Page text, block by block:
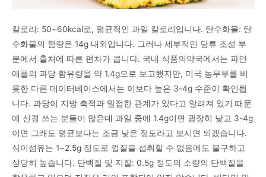
칼로리: 50~60kcal로, 평균적인 과일 칼로리입니다. 탄수화물: 탄
수화물의 함량은 14g 내외입니다. 그러나 세부적인 당류 조성 부
분에서 출처에 따른 편차가 큽니다. 국내 식품의약국에서는 파인
애플의 과당 함유량을 약 1.4g으로 보고했지만, 미국 농무부를 비
롯한 다른 데이터베이스에서는 이보다 높은 3-4g 수준이 확인됩
니다. 과당이 지방 축적과 밀접한 관계가 있다고 알려져 있기 때문
에 신경 쓰는 분들이 많은데 과일 중에 1.4g이면 굉장히 낮고 3-4g
이면 그래도 평균보다는 조금 낮은 정도라고 보시면 되겠습니다.
식이섬유는 1~2.5g 정도로 껍질을 섭취할 수 없음에도 불구하고
상당히 높습니다. 단백질 및 지질: 0.5g 정도의 소량의 단백질을